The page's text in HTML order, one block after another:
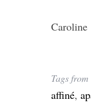
Caroline
Tags
affiné,